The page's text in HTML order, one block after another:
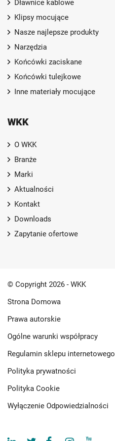
Dławnice kablowe
Klipsy mocujące
Nasze najlepsze produkty
Narzędzia
Końcówki zaciskane
Końcówki tulejkowe
Inne materiały mocujące
WKK
O WKK
Branże
Marki
Aktualności
Kontakt
Downloads
Zapytanie ofertowe
© Copyright 2026 - WKK
Strona Domowa
Prawa autorskie
Ogólne warunki współpracy
Regulamin sklepu internetowego
Polityka prywatności
Polityka Cookie
Wyłączenie Odpowiedzialności